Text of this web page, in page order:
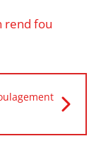
rend fou